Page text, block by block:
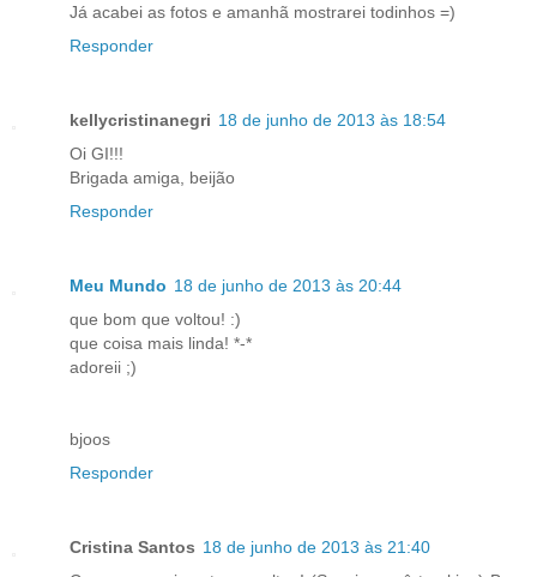
Já acabei as fotos e amanhã mostrarei todinhos =)
Responder
kellycristinanegri 18 de junho de 2013 às 18:54
Oi GI!!!
Brigada amiga, beijão
Responder
Meu Mundo 18 de junho de 2013 às 20:44
que bom que voltou! :)
que coisa mais linda! *-*
adoreii ;)
bjoos
Responder
Cristina Santos 18 de junho de 2013 às 21:40